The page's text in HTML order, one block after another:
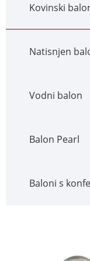
Kovinski
Natisnjen
Vodni balon
Balon Pearl
Baloni s